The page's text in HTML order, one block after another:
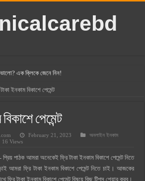
এক ক্লিকে জেনে নিন!
নিয়ম ২০২৫
ইনকাম বিকাশে পেমেন্ট
পেমেন্ট
February 21, 2023
অনলাইন ইনকাম
16 Views
প্রিয় পাঠক আমরা অনেকেই ফ্রি টাকা ইনকাম বিকাশে পেমেন্ট নিতে
আমরা ফ্রি টাকা ইনকাম বিকাশে পেমেন্ট নিতে চাই। আজকের
টাকা ইনকাম বিকাশে পেমেন্ট বিষয়ে কিছু টিপস শেয়ার করব।